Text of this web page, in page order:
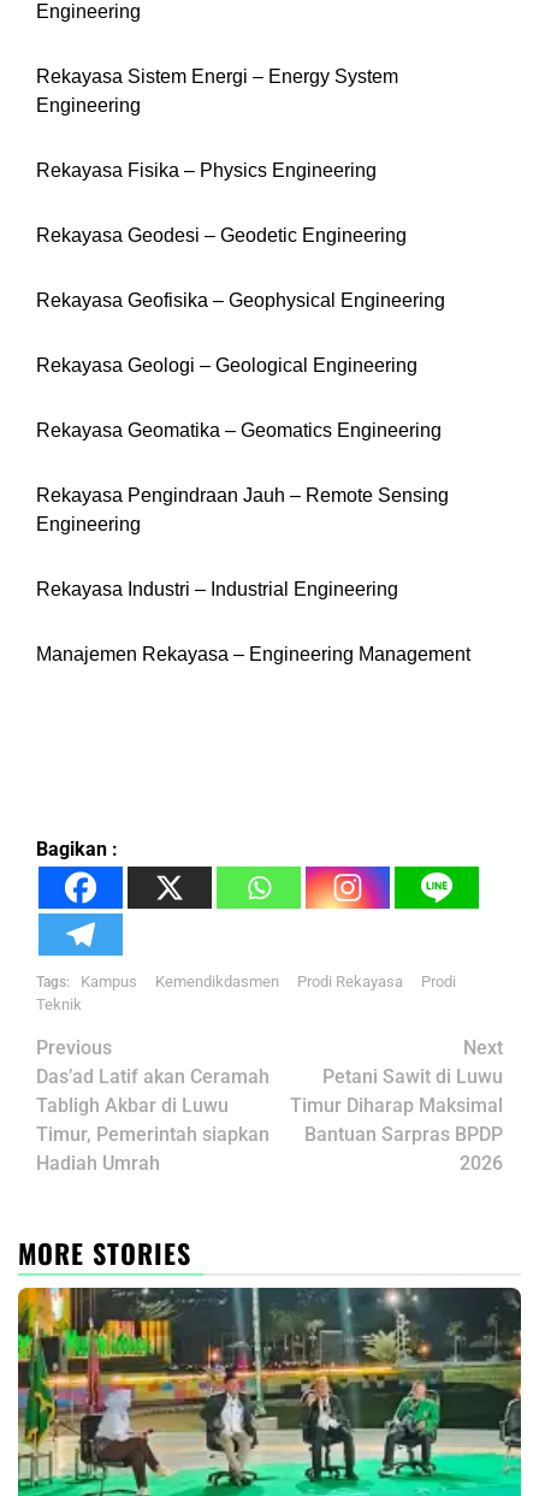
Engineering
Rekayasa Sistem Energi – Energy System
Engineering
Rekayasa Fisika – Physics Engineering
Rekayasa Geodesi – Geodetic Engineering
Rekayasa Geofisika – Geophysical Engineering
Rekayasa Geologi – Geological Engineering
Rekayasa Geomatika – Geomatics Engineering
Rekayasa Pengindraan Jauh – Remote Sensing
Engineering
Rekayasa Industri – Industrial Engineering
Manajemen Rekayasa – Engineering Management
Bagikan :
Tags: Kampus Kemendikdasmen Prodi Rekayasa
Prodi
Teknik
Post
navigation
Previous
Das’ad Latif akan Ceramah
Tabligh Akbar di Luwu
Timur, Pemerintah siapkan
Hadiah Umrah
Next
Petani Sawit di Luwu
Timur Diharap Maksimal
Bantuan Sarpras BPDP
2026
MORE STORIES